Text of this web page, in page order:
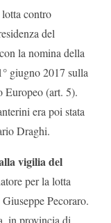
contro
del
la nomina della
giugno 2017 sulla
Europeo (art. 5).
era poi stata
Draghi.
vigilia del
per la lotta
Pecoraro.